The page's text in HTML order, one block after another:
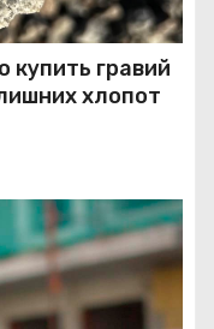
купить гравий
хлопот